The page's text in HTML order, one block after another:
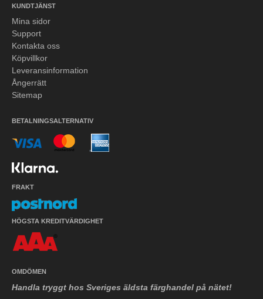
KUNDTJÄNST
Mina sidor
Support
Kontakta oss
Köpvillkor
Leveransinformation
Ångerrätt
Sitemap
BETALNINGSALTERNATIV
FRAKT
HÖGSTA KREDITVÄRDIGHET
OMDÖMEN
Handla tryggt hos Sveriges äldsta färghandel på nätet!